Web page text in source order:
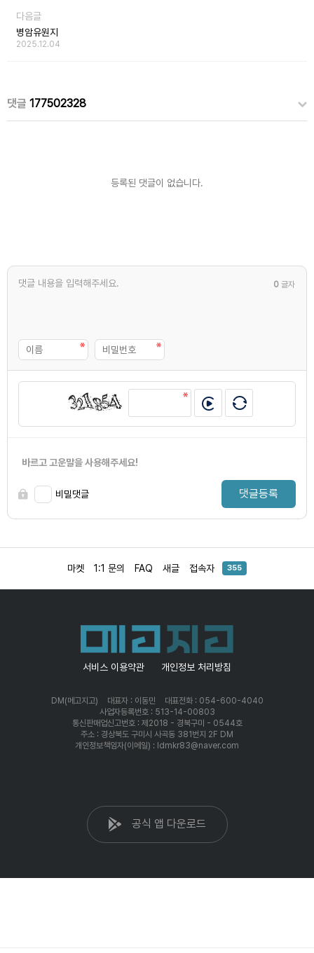
다음글
병암유원지
2025.12.04
댓글 177502328
등록된 댓글이 없습니다.
0 글자
바르고 고운말을 사용해주세요!
비밀댓글 댓글등록
마켓 1:1 문의 FAQ 새글 접속자 355
서비스 이용약관 개인정보 처리방침
DM(메고지고) 대표자 : 이동민
대표전화 : 054-600-4040
사업자등록번호 : 513-14-00803
통신판매업신고번호 : 제2018 - 경북구미 - 0544호
주소 : 경상북도 구미시 사곡동 381번지 2F DM
개인정보책임자(이메일) : ldmkr83@naver.com
공식 앱 다운로드